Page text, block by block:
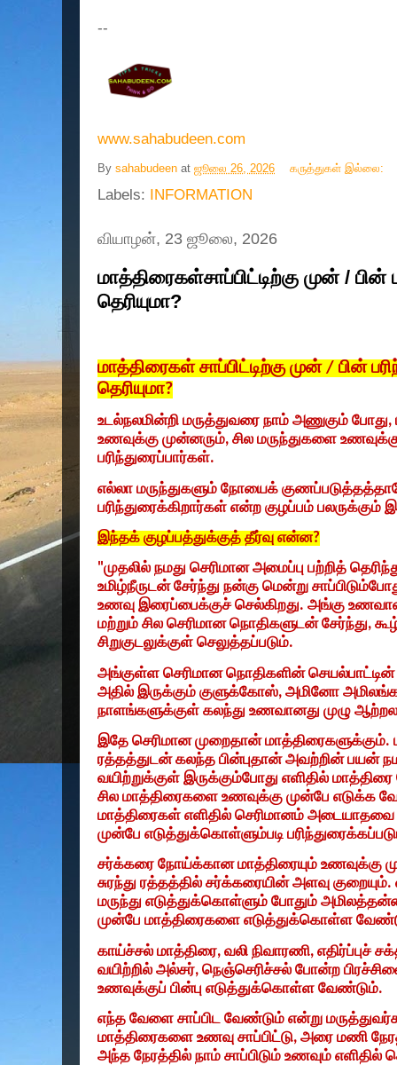
--
www.sahabudeen.com
By sahabudeen at ஜூலை 26, 2026 கருத்துகள் இல்லை:
Labels: INFORMATION
வியாழன், 23 ஜூலை, 2026
மாத்திரைகள்சாப்பிட்டிற்கு முன் /
தெரியுமா?
மாத்திரைகள் சாப்பிட்டிற்கு முன் / பின்
தெரியுமா?
உடல்நலமின்றி மருத்துவரை நாம் அணுகும் போது,
உணவுக்கு முன்னரும், சில மருந்துகளை
பரிந்துரைப்பார்கள்.
எல்லா மருந்துகளும் நோயைக்
பரிந்துரைக்கிறார்கள் என்ற குழப்பம் பலருக்கும்
இந்தக் குழப்பத்துக்குத் தீர்வு என்ன?
"முதலில் நமது செரிமான அமைப்பு பற்றித்
உமிழ்நீருடன் சேர்ந்து நன்கு மென்று
உணவு இரைப்பைக்குச் செல்கிறது. அங்கு
மற்றும் சில செரிமான நொதிகளுடன் சேர்ந்து,
சிறுகுடலுக்குள் செலுத்தப்படும்.
அங்குள்ள செரிமான நொதிகளின் செயல்பாட்டின்
அதில் இருக்கும் குளுக்கோஸ், அமினோ
நாளங்களுக்குள் கலந்து உணவானது முழு
இதே செரிமான முறைதான் மாத்திரைகளுக்கும்.
ரத்தத்துடன் கலந்த பின்புதான் அவற்றின் பயன்
வயிற்றுக்குள் இருக்கும்போது எளிதில்
சில மாத்திரைகளை உணவுக்கு முன்பே எடுக்க
மாத்திரைகள் எளிதில் செரிமானம்
முன்பே எடுத்துக்கொள்ளும்படி
சர்க்கரை நோய்க்கான மாத்திரையும் உணவுக்கு
சுரந்து ரத்தத்தில் சர்க்கரையின் அளவு
மருந்து எடுத்துக்கொள்ளும் போதும்
முன்பே மாத்திரைகளை எடுத்துக்கொள்ள
காய்ச்சல் மாத்திரை, வலி நிவாரணி, எதிர்ப்புச்
வயிற்றில் அல்சர், நெஞ்செரிச்சல் போன்ற
உணவுக்குப் பின்பு எடுத்துக்கொள்ள வேண்டும்.
எந்த வேளை சாப்பிட வேண்டும் என்று
மாத்திரைகளை உணவு சாப்பிட்டு, அரை மணி
அந்த நேரத்தில் நாம் சாப்பிடும் உணவும்